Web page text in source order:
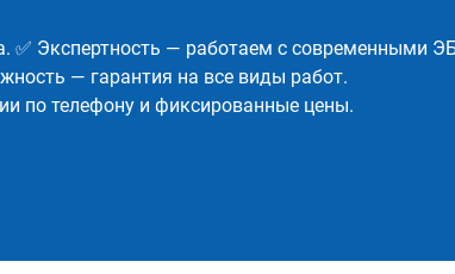
✅ Экспертность — работаем с современными
— гарантия на все виды работ.
по телефону и фиксированные цены.